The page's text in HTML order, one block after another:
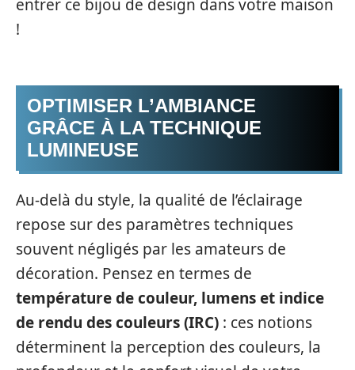
entrer ce bijou de design dans votre maison
!
OPTIMISER L’AMBIANCE
GRÂCE À LA TECHNIQUE
LUMINEUSE
Au-delà du style, la qualité de l’éclairage
repose sur des paramètres techniques
souvent négligés par les amateurs de
décoration. Pensez en termes de
température de couleur, lumens et indice
de rendu des couleurs (IRC) : ces notions
déterminent la perception des couleurs, la